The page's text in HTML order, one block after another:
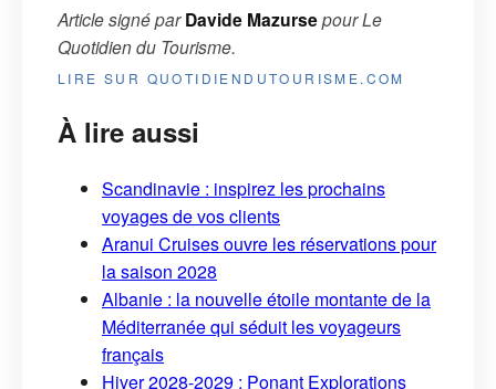
Article signé parDavide MazursepourLe
Quotidien du Tourisme.
LIRE SUR QUOTIDIENDUTOURISME.COM
À lire aussi
Scandinavie : inspirez les prochains
voyages de vos clients
Aranui Cruises ouvre les réservations pour
la saison 2028
Albanie : la nouvelle étoile montante de la
Méditerranée qui séduit les voyageurs
français
Hiver 2028-2029 : Ponant Explorations